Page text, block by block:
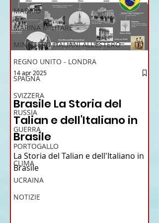
MADRID
MARINA MILITARE
MINISTERO ITALIANI ALL'ESTERO
REGNO UNITO - LONDRA
SPAGNA
SVIZZERA
RUSSIA
GUERRA
PORTOGALLO
CLIMA
UCRAINA
NOTIZIE
Brasile La Storia del
Talian e dell'Italiano in
Brasile
La Storia del Talian e dell'Italiano in
Brasile
14 apr 2025